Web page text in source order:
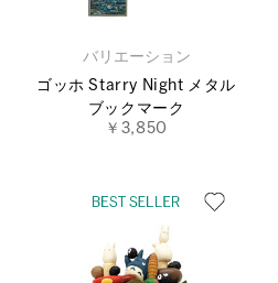
バリエーション
ゴッホ Starry Night メタル
ブックマーク
￥3,850